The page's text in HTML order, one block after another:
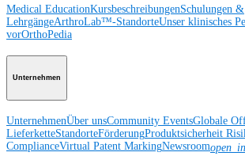
Medical EducationKursbeschreibungenSchulungen &
LehrgängeArthroLab™-StandorteUnser klinisches
vorOrthoPedia
Unternehmen
UnternehmenÜber unsCommunity EventsGlobale
LieferketteStandorteFörderungProduktsicherheit
ComplianceVirtual Patent MarkingNewsroom